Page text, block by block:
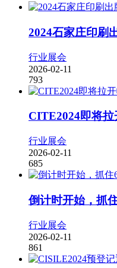
2024石家庄印刷
行业展会
2026-02-11
793
CITE2024即将
行业展会
2026-02-11
685
倒计时开始，抓
行业展会
2026-02-11
861